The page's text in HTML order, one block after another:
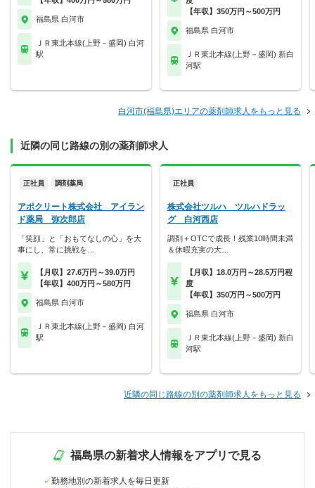
福島県 白河市
ＪＲ東北本線(上野－盛岡) 白河
駅
【年収】350万円～500万円
福島県 白河市
ＪＲ東北本線(上野－盛岡) 新白
河駅
白河市(福島県)エリアの薬剤師求人をもっと見る
近隣の同じ路線の別の薬剤師求人
正社員 調剤薬局
アポクリート株式会社 アイラン
ド薬局 弥次郎店
「笑顔」と「おもてなしの心」を大
事にし、常に挑戦を…
【月収】27.6万円～39.0万円
【年収】400万円～580万円
福島県 白河市
ＪＲ東北本線(上野－盛岡) 白河
駅
正社員
株式会社ツルハ ツルハドラッ
グ 白河西店
調剤＋OTCで成長！残業10時間未満
＆休暇充実の大…
【月収】18.0万円～28.5万円程
度
【年収】350万円～500万円
福島県 白河市
ＪＲ東北本線(上野－盛岡) 新白
河駅
近隣の同じ路線の別の薬剤師求人をもっと見る
福島県の新着求人情報をアプリで見る
勤務地別の新着求人を毎日更新